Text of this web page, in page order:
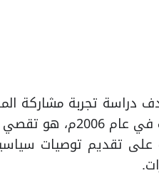
دراسة تجربة مشاركة
أجريت في عام
على تقديم توصيات